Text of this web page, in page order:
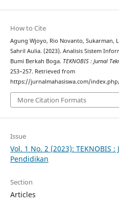
How to Cite
Agung Wjoyo, Rio Novanto, Sukarman,
Sahril Aulia. (2023). Analisis Sistem
Bumi Berkah Boga. TEKNOBIS : Jurnal
253–257. Retrieved from
https://jurnalmahasiswa.com/
More Citation Formats
Issue
Vol. 1 No. 2 (2023): TEKNOBIS
Pendidikan
Section
Articles